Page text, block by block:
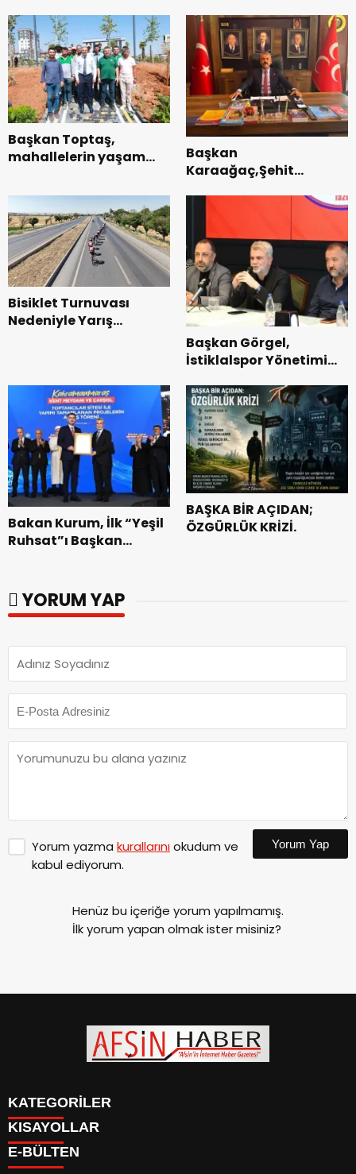
Tamamlandı.
Başkan Toptaş,
mahallelerin yaşam
parkları ziyaret etti.
Başkan
Karaağaç,Şehit
Bisiklet Turnuvası
Nedeniyle Yarış
Başkan Görgel,
İstiklalspor Yönetimi
Araya Geldi.
Bakan Kurum, İlk “Yeşil
Ruhsat”ı Başkan
BAŞKA BİR AÇIDAN;
ÖZGÜRLÜK KRİZİ.
YORUM YAP
Yorum yazma kurallarınıokudum ve
kabul ediyorum.
Yorum Yap
Henüz bu içeriğe yorum yapılmamış.
İlk yorum yapan olmak ister misiniz?
KATEGORİLER
SİYASET
EĞİTİM
KISAYOLLAR
SİYASET
E-BÜLTEN